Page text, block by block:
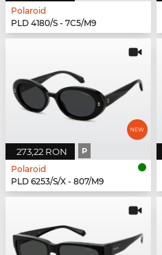
Polaroid
PLD 4180/S - 7C5/M9
273,22 RON P
Polaroid
PLD 6253/S/X - 807/M9